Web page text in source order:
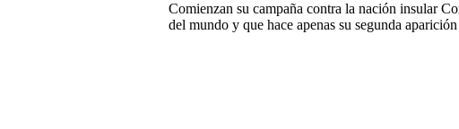
Comienzan su campaña contra la nación insular
del mundo y que hace apenas su segunda